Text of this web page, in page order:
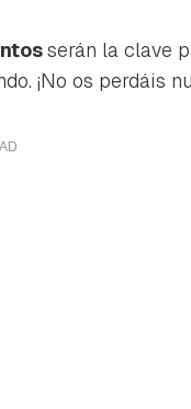
serán la clave
¡No os perdáis